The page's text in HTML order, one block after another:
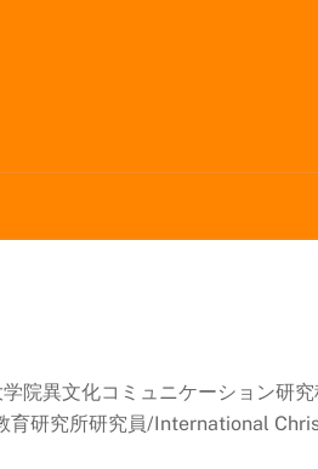
院異文化コミュニケーション研
研究所研究員/International